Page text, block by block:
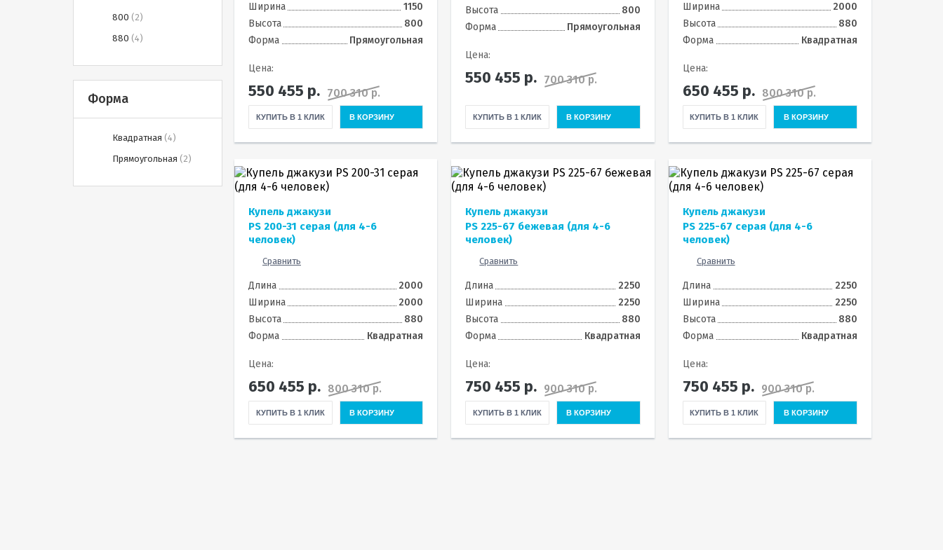
800 2
880 4
Форма
Квадратная 4
Прямоугольная 2
Ширина
1150
Высота
800
Форма
Прямоугольная
Цена:
550 455 р. 700 310 р.
КУПИТЬ В 1 КЛИК В КОРЗИНУ
Высота
800
Форма
Прямоугольная
Цена:
550 455 р. 700 310 р.
КУПИТЬ В 1 КЛИК В КОРЗИНУ
Ширина
2000
Высота
880
Форма
Квадратная
Цена:
650 455 р. 800 310 р.
КУПИТЬ В 1 КЛИК В КОРЗИНУ
Купель джакузи
PS 200-31 серая (для 4-6
человек)
Сравнить
Длина
2000
Ширина
2000
Высота
880
Форма
Квадратная
Цена:
650 455 р. 800 310 р.
КУПИТЬ В 1 КЛИК В КОРЗИНУ
Купель джакузи
PS 225-67 бежевая (для 4-6
человек)
Сравнить
Длина
2250
Ширина
2250
Высота
880
Форма
Квадратная
Цена:
750 455 р. 900 310 р.
КУПИТЬ В 1 КЛИК В КОРЗИНУ
Купель джакузи
PS 225-67 серая (для 4-6
человек)
Сравнить
Длина
2250
Ширина
2250
Высота
880
Форма
Квадратная
Цена:
750 455 р. 900 310 р.
КУПИТЬ В 1 КЛИК В КОРЗИНУ